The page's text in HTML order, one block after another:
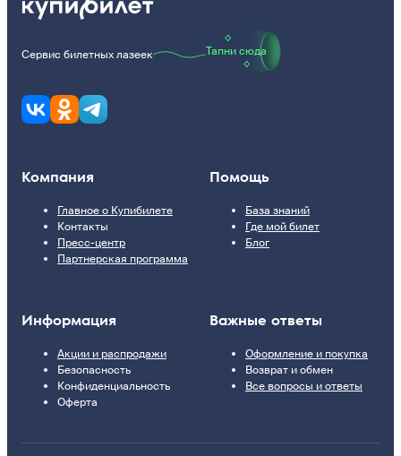
Сервис билетных лазеек Тапни сюда
Компания
Главное о Купибилете
Контакты
Пресс-центр
Партнерская программа
Помощь
База знаний
Где мой билет
Блог
Информация
Акции и распродажи
Безопасность
Конфиденциальность
Оферта
Важные ответы
Оформление и покупка
Возврат и обмен
Все вопросы и ответы